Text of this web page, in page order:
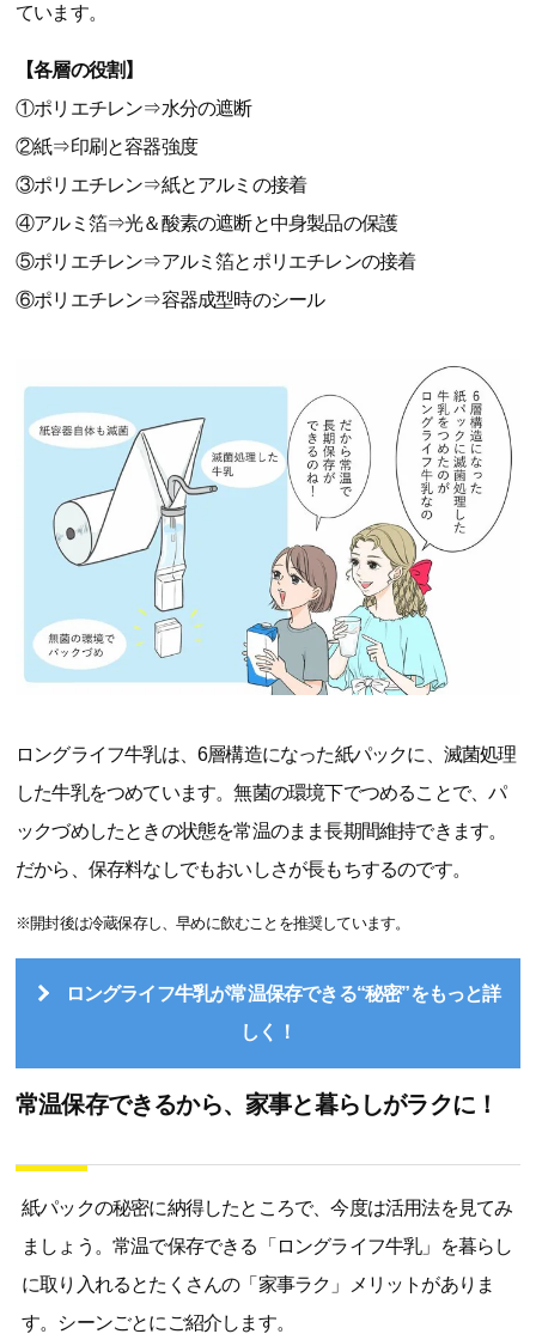
ています。
【各層の役割】
①ポリエチレン⇒水分の遮断
②紙⇒印刷と容器強度
③ポリエチレン⇒紙とアルミの接着
④アルミ箔⇒光＆酸素の遮断と中身製品の保護
⑤ポリエチレン⇒アルミ箔とポリエチレンの接着
⑥ポリエチレン⇒容器成型時のシール
ロングライフ牛乳は、6層構造になった紙パックに、滅菌処理
した牛乳をつめています。無菌の環境下でつめることで、パ
ックづめしたときの状態を常温のまま長期間維持できます。
だから、保存料なしでもおいしさが長もちするのです。
※開封後は冷蔵保存し、早めに飲むことを推奨しています。
ロングライフ牛乳が常温保存できる“秘密”をもっと詳
しく！
常温保存できるから、家事と暮らしがラクに！
紙パックの秘密に納得したところで、今度は活用法を見てみ
ましょう。常温で保存できる「ロングライフ牛乳」を暮らし
に取り入れるとたくさんの「家事ラク」メリットがありま
す。シーンごとにご紹介します。